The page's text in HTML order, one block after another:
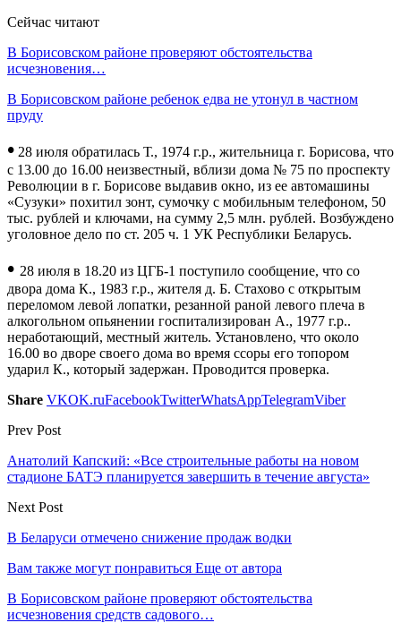
Сейчас читают
В Борисовском районе проверяют обстоятельства
исчезновения…
В Борисовском районе ребенок едва не утонул в частном
пруду
• 28 июля обратилась Т., 1974 г.р., жительница г. Борисова, что
с 13.00 до 16.00 неизвестный, вблизи дома № 75 по проспекту
Революции в г. Борисове выдавив окно, из ее автомашины
«Сузуки» похитил зонт, сумочку с мобильным телефоном, 50
тыс. рублей и ключами, на сумму 2,5 млн. рублей. Возбуждено
уголовное дело по ст. 205 ч. 1 УК Республики Беларусь.
• 28 июля в 18.20 из ЦГБ-1 поступило сообщение, что со
двора дома К., 1983 г.р., жителя д. Б. Стахово с открытым
переломом левой лопатки, резанной раной левого плеча в
алкогольном опьянении госпитализирован А., 1977 г.р..
неработающий, местный житель. Установлено, что около
16.00 во дворе своего дома во время ссоры его топором
ударил К., который задержан. Проводится проверка.
Share VKOK.ruFacebookTwitterWhatsAppTelegramViber
Prev Post
Анатолий Капский: «Все строительные работы на новом
стадионе БАТЭ планируется завершить в течение августа»
Next Post
В Беларуси отмечено снижение продаж водки
Вам также могут понравиться Еще от автора
В Борисовском районе проверяют обстоятельства
исчезновения средств садового…